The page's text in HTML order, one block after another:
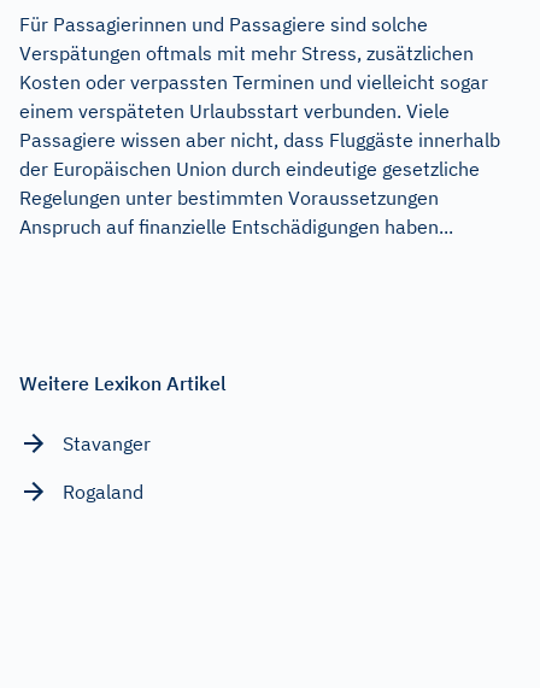
Für Passagierinnen und Passagiere sind solche
Verspätungen oftmals mit mehr Stress, zusätzlichen
Kosten oder verpassten Terminen und vielleicht sogar
einem verspäteten Urlaubsstart verbunden. Viele
Passagiere wissen aber nicht, dass Fluggäste innerhalb
der Europäischen Union durch eindeutige gesetzliche
Regelungen unter bestimmten Voraussetzungen
Anspruch auf finanzielle Entschädigungen haben...
Weitere Lexikon Artikel
Stavanger
Rogaland